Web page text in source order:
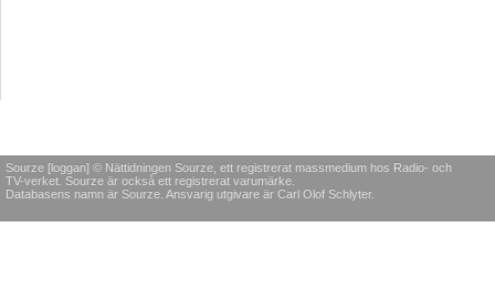
Sourze [loggan] © Nättidningen Sourze, ett registrerat massmedium hos Radio- och
TV-verket. Sourze är också ett registrerat varumärke.
Databasens namn är Sourze. Ansvarig utgivare är Carl Olof Schlyter.